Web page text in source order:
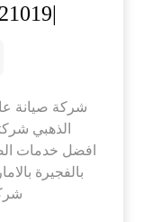
|0564421019|الدرع الذهبي
الذهبي
افضل خدمات
بالفجيرة